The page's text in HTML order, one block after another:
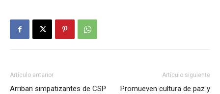
Artículo anterior
Arriban simpatizantes de CSP
Artículo siguiente
Promueven cultura de paz y